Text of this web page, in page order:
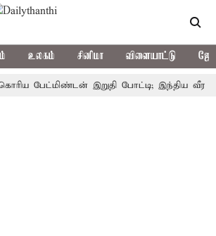
உலகம் சினிமா விளையாட்டு
இறுதி போட்டி; இந்திய